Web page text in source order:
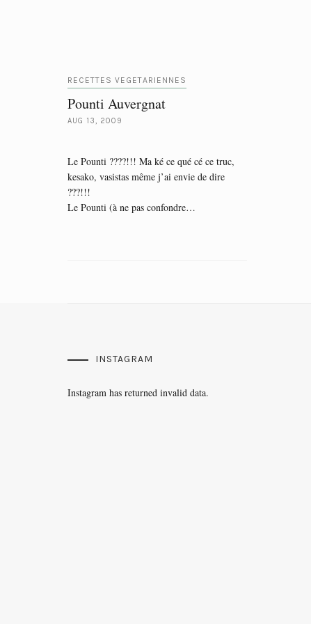
RECETTES VEGETARIENNES
Pounti Auvergnat
AUG 13, 2009
Le Pounti ????!!! Ma ké ce qué cé ce truc,
kesako, vasistas même j’ai envie de dire
???!!!
Le Pounti (à ne pas confondre…
INSTAGRAM
Instagram has returned invalid data.